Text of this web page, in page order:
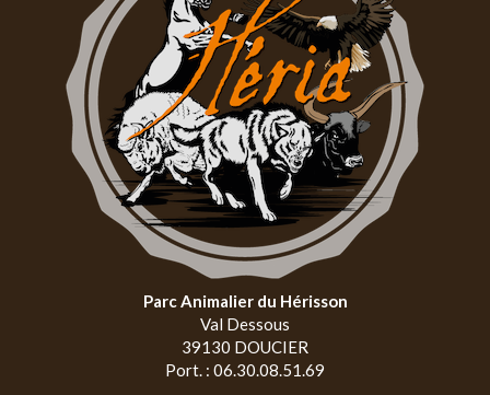
Parc Animalier du Hérisson
Val Dessous
39130 DOUCIER
Port. : 06.30.08.51.69